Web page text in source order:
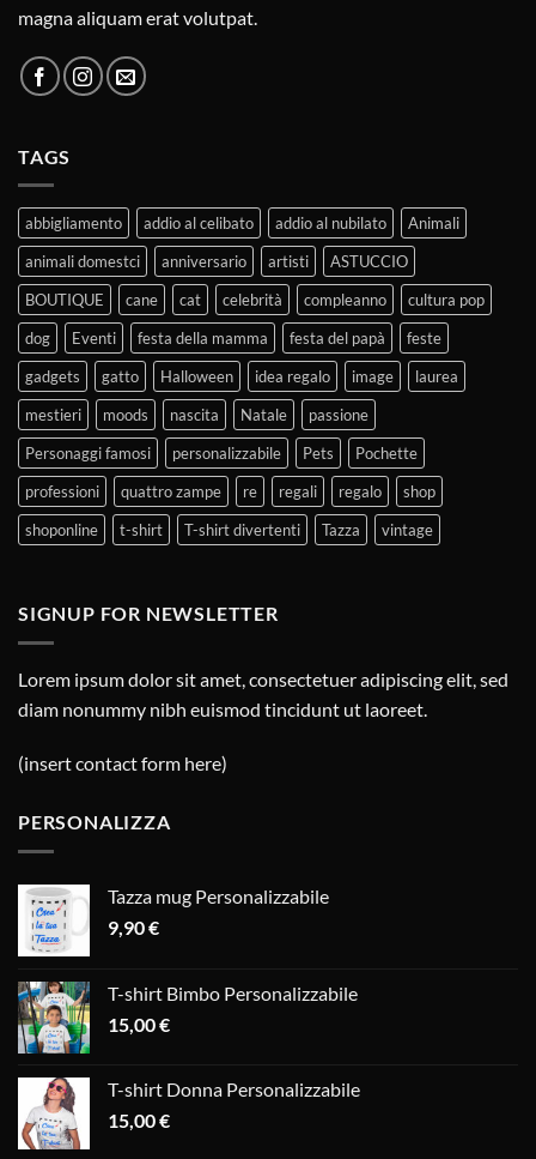
magna aliquam erat volutpat.
TAGS
abbigliamento addio al celibato addio al nubilato
Animali
animali domestci
anniversario artisti
ASTUCCIO
BOUTIQUE
cane cat celebrità compleanno
cultura pop
dog
Eventi festa della mamma festa del papà
feste
gadgets
gatto Halloween idea regalo image
laurea
mestieri
moods nascita Natale
passione
Personaggi famosi
personalizzabile Pets
Pochette
professioni
quattro zampe re regali regalo
shop
shoponline
t-shirt T-shirt divertenti Tazza vintage
SIGNUP FOR NEWSLETTER
Lorem ipsum dolor sit amet, consectetuer adipiscing elit, sed
diam nonummy nibh euismod tincidunt ut laoreet.
(insert contact form here)
PERSONALIZZA
Tazza mug Personalizzabile
9,90€
T-shirt Bimbo Personalizzabile
15,00€
T-shirt Donna Personalizzabile
15,00€